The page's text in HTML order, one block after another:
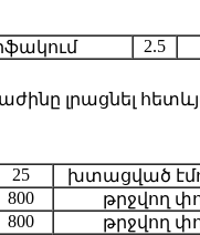
2.5
լրացնել
25
խտացված
800
թրջվող
800
թրջվող